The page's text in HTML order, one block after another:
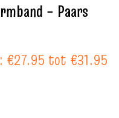
– Paars
€27.95 tot €31.95